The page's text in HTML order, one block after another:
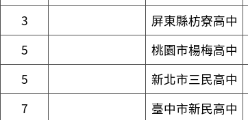
3 屏東縣枋寮高中
5 桃園市楊梅高中
5 新北市三民高中
7 臺中市新民高中